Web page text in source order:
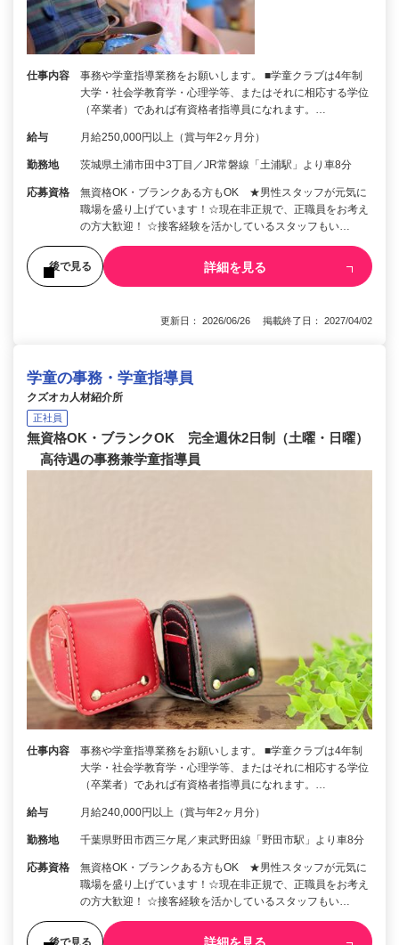
仕事内容
事務や学童指導業務をお願いします。 ■学童クラブは4年制
大学・社会学教育学・心理学等、またはそれに相応する学位
（卒業者）であれば有資格者指導員になれます。…
給与 月給250,000円以上（賞与年2ヶ月分）
勤務地 茨城県土浦市田中3丁目／JR常磐線「土浦駅」より車8分
応募資格
無資格OK・ブランクある方もOK ★男性スタッフが元気に
職場を盛り上げています！☆現在非正規で、正職員をお考え
の方大歓迎！ ☆接客経験を活かしているスタッフもい…
後で見る 詳細を見る
更新日： 2026/06/26 掲載終了日： 2027/04/02
学童の事務・学童指導員
クズオカ人材紹介所
正社員
無資格OK・ブランクOK 完全週休2日制（土曜・日曜）
高待遇の事務兼学童指導員
仕事内容
事務や学童指導業務をお願いします。 ■学童クラブは4年制
大学・社会学教育学・心理学等、またはそれに相応する学位
（卒業者）であれば有資格者指導員になれます。…
給与 月給240,000円以上（賞与年2ヶ月分）
勤務地 千葉県野田市西三ケ尾／東武野田線「野田市駅」より車8分
応募資格
無資格OK・ブランクある方もOK ★男性スタッフが元気に
職場を盛り上げています！☆現在非正規で、正職員をお考え
の方大歓迎！ ☆接客経験を活かしているスタッフもい…
後で見る